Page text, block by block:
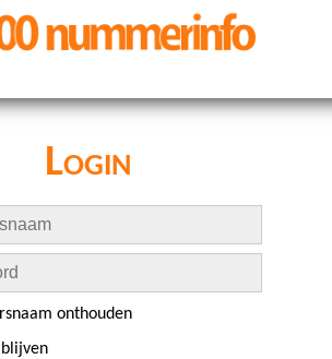
Login
onthouden
blijven